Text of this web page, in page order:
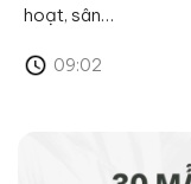
hoạt, sân…
09:02